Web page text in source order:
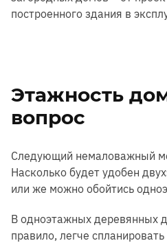
построенного здания в
Этажность
вопрос
Следующий немаловажный
Насколько будет удобен
или же можно обойтись
В одноэтажных деревянных
правило, легче